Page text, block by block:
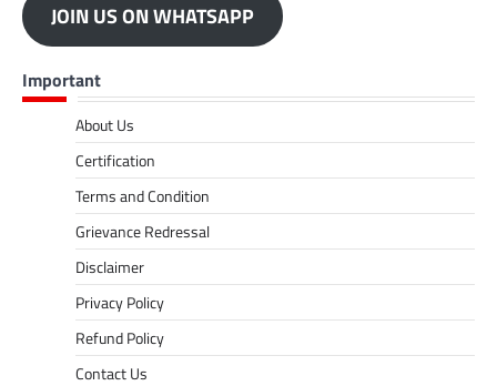
JOIN US ON WHATSAPP
Important
About Us
Certification
Terms and Condition
Grievance Redressal
Disclaimer
Privacy Policy
Refund Policy
Contact Us